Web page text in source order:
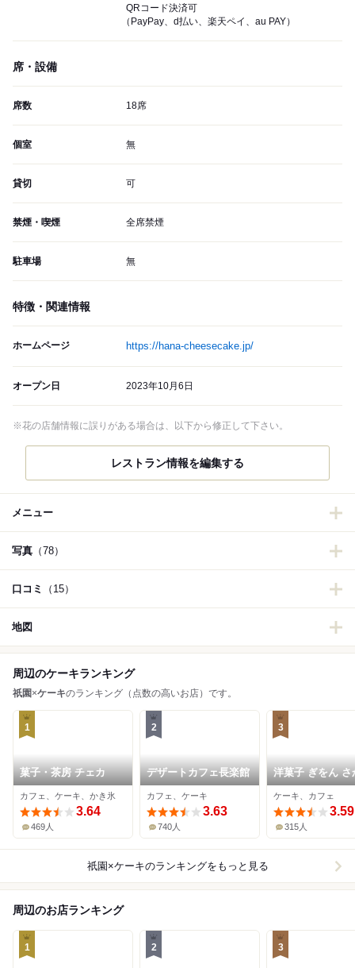
QRコード決済可
（PayPay、d払い、楽天ペイ、au PAY）
席・設備
席数 18席
個室 無
貸切 可
禁煙・喫煙 全席禁煙
駐車場 無
特徴・関連情報
ホームページ https://hana-cheesecake.jp/
オープン日 2023年10月6日
※花の店舗情報に誤りがある場合は、以下から修正して下さい。
レストラン情報を編集する
メニュー
写真 （78）
口コミ （15）
地図
周辺のケーキランキング
祇園×ケーキのランキング（点数の高いお店）です。
1
菓子・茶房 チェカ
カフェ、ケーキ、かき氷
3.64
469人
2
デザートカフェ長楽館
カフェ、ケーキ
3.63
740人
3
洋菓子 ぎをん さ
ケーキ、カフェ
3.59
315人
祇園×ケーキのランキングをもっと見る
周辺のお店ランキング
1 2 3